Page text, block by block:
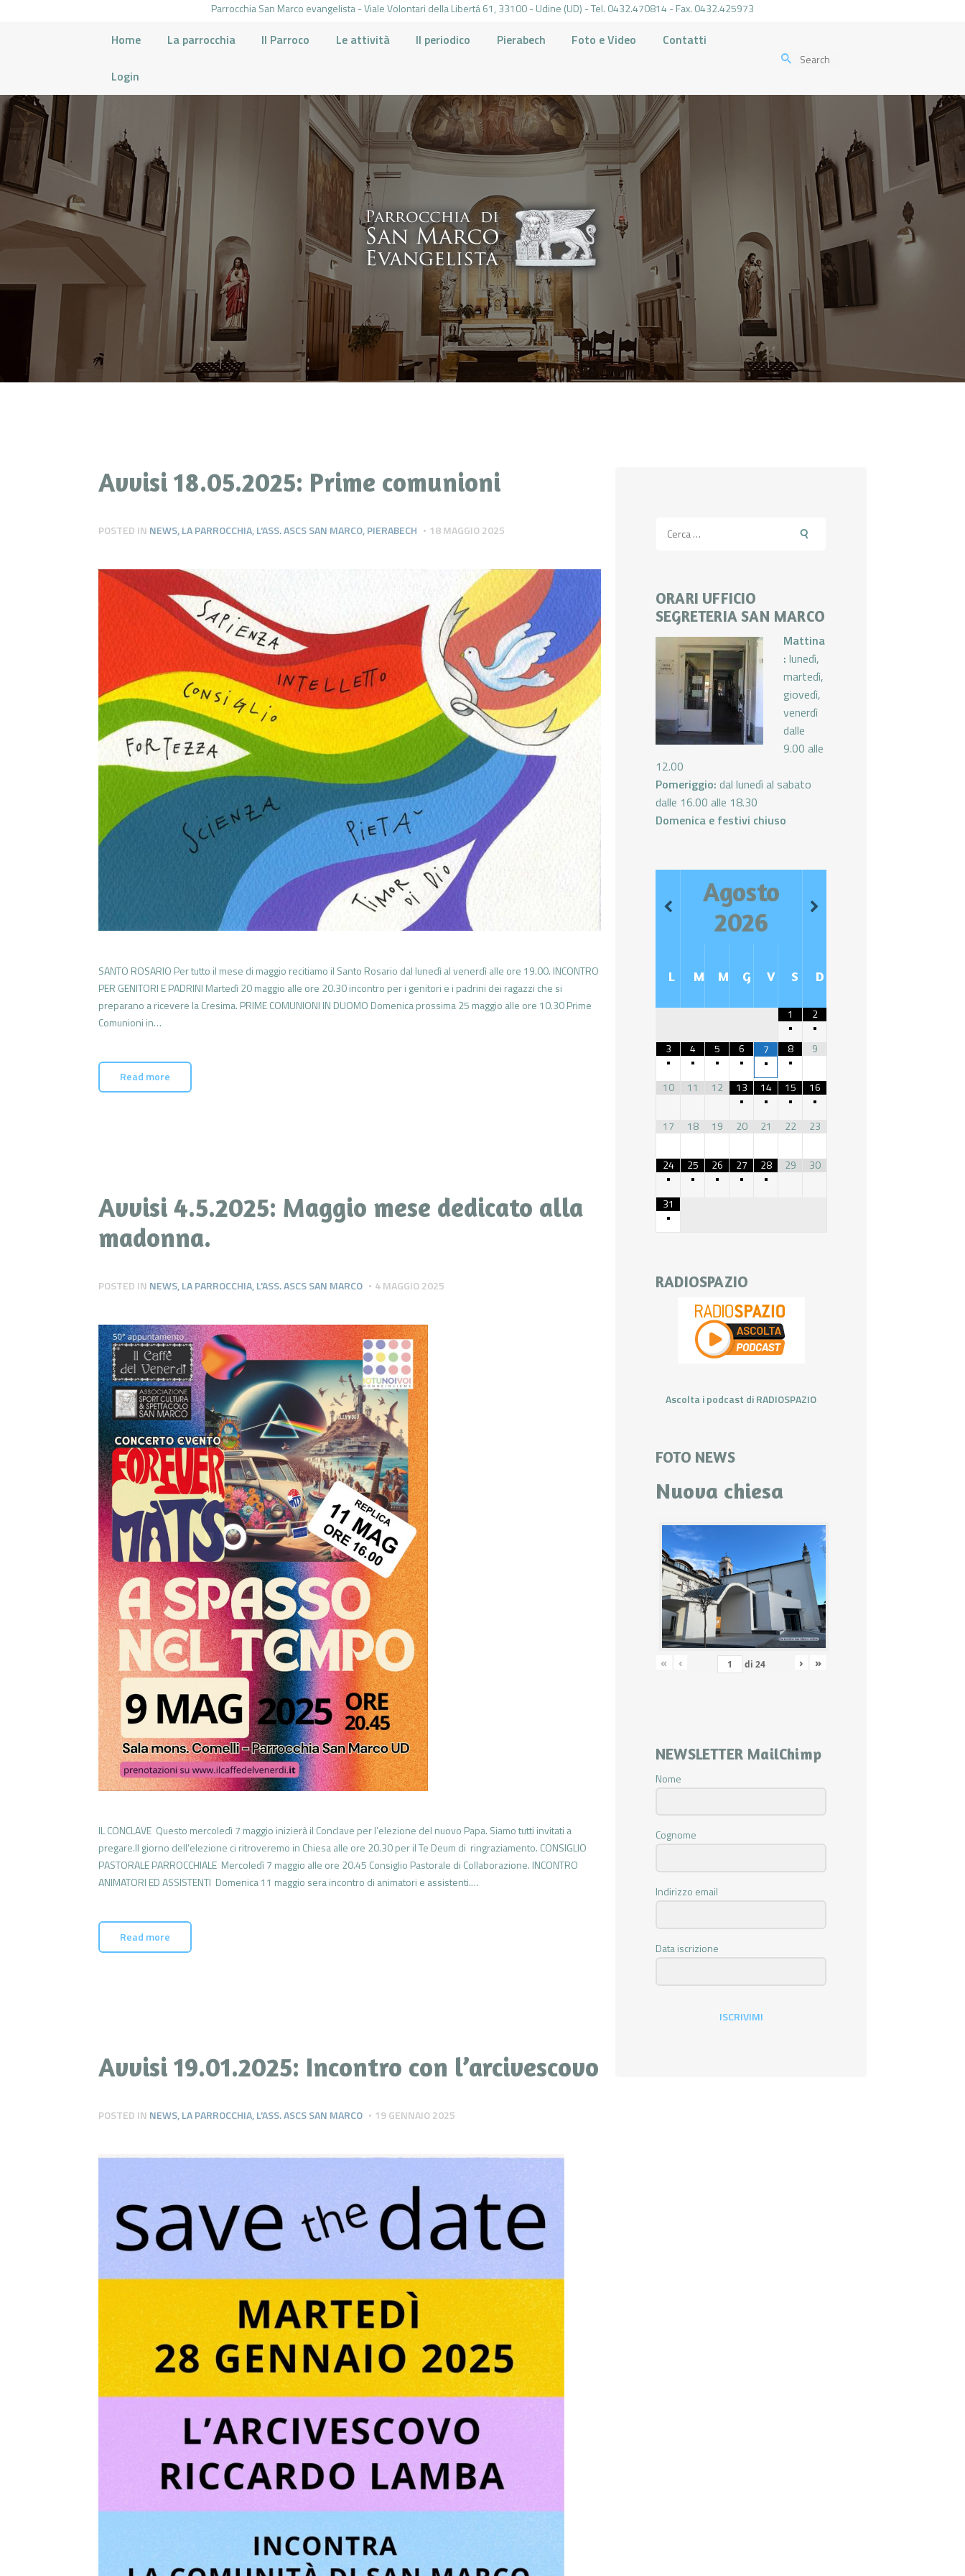
Parrocchia San Marco evangelista - Viale Volontari della Libertá 61, 33100 - Udine (UD) - Tel. 0432.470814 - Fax. 0432.425973
Home La parrocchia Il Parroco Le attività Il periodico Pierabech Foto e Video Contatti
Login
HOME
LA PARROCCHIA
IL PARROCO
LE ATTIVITÀ
IL PERIODICO
PIERABECH
FOTO E VIDEO
CONTATTI
Avvisi 18.05.2025: Prime comunioni
POSTED IN NEWS,LA PARROCCHIA,L'ASS. ASCS SAN MARCO,PIERABECH 18 MAGGIO 2025
SANTO ROSARIO Per tutto il mese di maggio recitiamo il Santo Rosario dal lunedì al venerdì alle ore 19.00. INCONTRO
PER GENITORI E PADRINI Martedì 20 maggio alle ore 20.30 incontro per i genitori e i padrini dei ragazzi che si
preparano a ricevere la Cresima. PRIME COMUNIONI IN DUOMO Domenica prossima 25 maggio alle ore 10.30 Prime
Comunioni in…
Read more
Avvisi 4.5.2025: Maggio mese dedicato alla
madonna.
POSTED IN NEWS,LA PARROCCHIA,L'ASS. ASCS SAN MARCO 4 MAGGIO 2025
IL CONCLAVE Questo mercoledì 7 maggio inizierà il Conclave per l’elezione del nuovo Papa. Siamo tutti invitati a
pregare.Il giorno dell’elezione ci ritroveremo in Chiesa alle ore 20.30 per il Te Deum di ringraziamento. CONSIGLIO
PASTORALE PARROCCHIALE Mercoledì 7 maggio alle ore 20.45 Consiglio Pastorale di Collaborazione. INCONTRO
ANIMATORI ED ASSISTENTI Domenica 11 maggio sera incontro di animatori e assistenti.…
Read more
Avvisi 19.01.2025: Incontro con l’arcivescovo
POSTED IN NEWS,LA PARROCCHIA,L'ASS. ASCS SAN MARCO 19 GENNAIO 2025
per:
ORARI UFFICIO
SEGRETERIA SAN MARCO
Mattina
: lunedì,
martedì,
giovedì,
venerdì
dalle
9.00 alle
12.00
Pomeriggio: dal lunedì al sabato
dalle 16.00 alle 18.30
Domenica e festivi chiuso
Agosto
2026
L M M G V S D
1
•
2
•
3
•
4
•
5
•
6
•
7
•
8
•
9
10 11 12
13
•
14
•
15
•
16
•
17
18 19 20 21 22 23
24
•
25
•
26
•
27
•
28
•
29 30
31
•
RADIOSPAZIO
Ascolta i podcast di RADIOSPAZIO
FOTO NEWS
Nuova chiesa
« ‹ di 24 › »
NEWSLETTER MailChimp
Nome
Cognome
Indirizzo email
Data iscrizione
ISCRIVIMI